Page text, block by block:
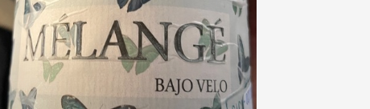
With Goat Cheese